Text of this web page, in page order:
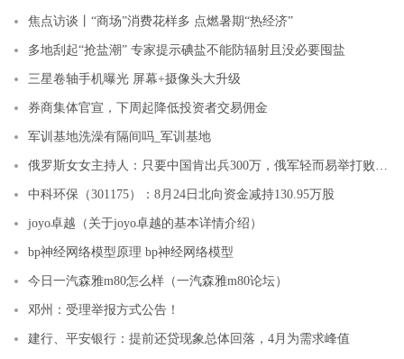
焦点访谈丨“商场”消费花样多 点燃暑期“热经济”
多地刮起“抢盐潮” 专家提示碘盐不能防辐射且没必要囤盐
三星卷轴手机曝光 屏幕+摄像头大升级
券商集体官宣，下周起降低投资者交易佣金
军训基地洗澡有隔间吗_军训基地
中科环保（301175）：8月24日北向资金减持130.95万股
joyo卓越（关于joyo卓越的基本详情介绍）
bp神经网络模型原理 bp神经网络模型
今日一汽森雅m80怎么样（一汽森雅m80论坛）
邓州：受理举报方式公告！
建行、平安银行：提前还贷现象总体回落，4月为需求峰值